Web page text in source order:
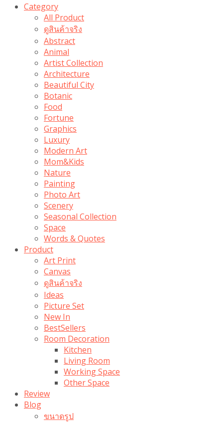
Category
All Product
ดูสินค้าจริง
Abstract
Animal
Artist Collection
Architecture
Beautiful City
Botanic
Food
Fortune
Graphics
Luxury
Modern Art
Mom&Kids
Nature
Painting
Photo Art
Scenery
Seasonal Collection
Space
Words & Quotes
Product
Art Print
Canvas
ดูสินค้าจริง
Ideas
Picture Set
New In
BestSellers
Room Decoration
Kitchen
Living Room
Working Space
Other Space
Review
Blog
ขนาดรูป